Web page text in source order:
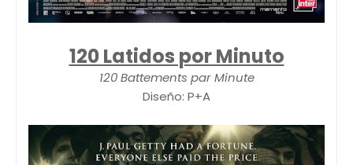
120 Latidos por Minuto
120 Battements par Minute
Diseño: P+A